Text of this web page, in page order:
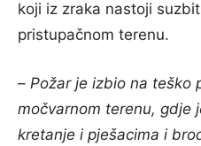
koji iz zraka nastoji
pristupačnom terenu.
– Požar je izbio na teško
močvarnom terenu, gdje
kretanje i pješacima i